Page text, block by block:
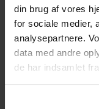
din brug af vores
for sociale medier,
analysepartnere.
data med andre
de har indsamlet